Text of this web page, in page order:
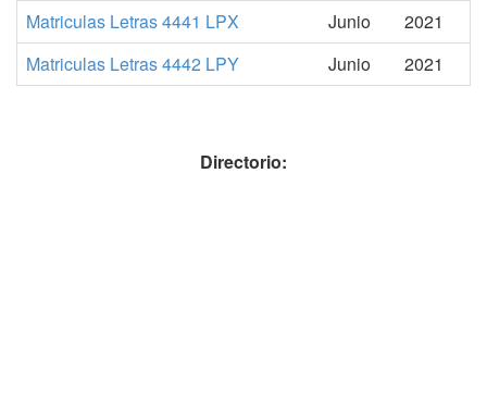
Matriculas Letras 4441 LPX
Junio
2021
Matriculas Letras 4442 LPY
Junio 2021
Directorio: